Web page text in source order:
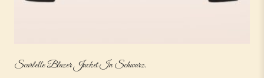
Scarlette Blazer Jacket In Schwarz.